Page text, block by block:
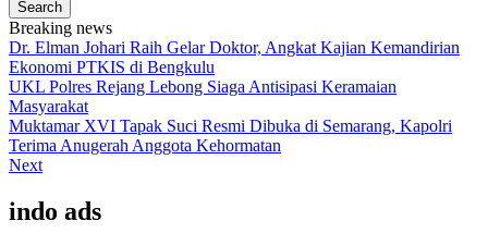
Breaking news
Dr. Elman Johari Raih Gelar Doktor, Angkat Kajian Kemandirian
Ekonomi PTKIS di Bengkulu
UKL Polres Rejang Lebong Siaga Antisipasi Keramaian
Masyarakat
Muktamar XVI Tapak Suci Resmi Dibuka di Semarang, Kapolri
Terima Anugerah Anggota Kehormatan
Next
indo ads